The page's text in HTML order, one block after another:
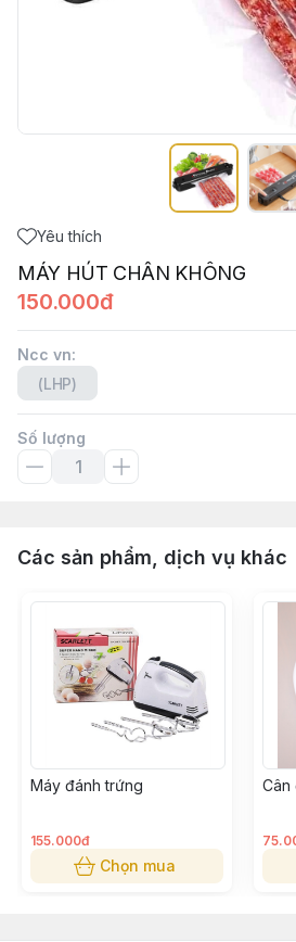
Yêu thích
MÁY HÚT CHÂN KHÔNG
150.000đ
Ncc vn:
(LHP)
Số lượng
Các sản phẩm, dịch vụ khác
Máy đánh trứng
155.000đ
Chọn mua
Cân